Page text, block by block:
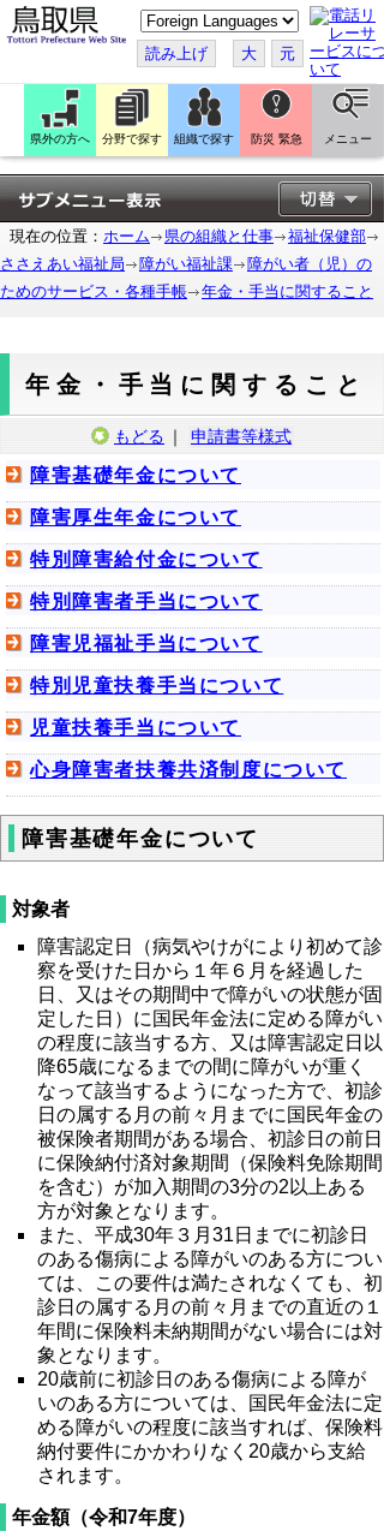
こ
の
ペ
ー
ジ
翻
訳
す
る
読み上げ 大 元
県外の方へ 分野で探す 組織で探す 防災 緊急 メニュー
現在の位置： ホーム 県の組織と仕事
福祉保健部
ささえあい福祉局
障がい福祉課
障がい者（児）の
ためのサービス・各種手帳
年金・手当に関すること
年金・手当に関すること
もどる ｜ 申請書等様式
障害基礎年金について
障害厚生年金について
特別障害給付金について
特別障害者手当について
障害児福祉手当について
特別児童扶養手当について
児童扶養手当について
心身障害者扶養共済制度について
障害基礎年金について
対象者
障害認定日（病気やけがにより初めて診
察を受けた日から１年６月を経過した
日、又はその期間中で障がいの状態が固
定した日）に国民年金法に定める障がい
の程度に該当する方、又は障害認定日以
降65歳になるまでの間に障がいが重く
なって該当するようになった方で、初診
日の属する月の前々月までに国民年金の
被保険者期間がある場合、初診日の前日
に保険納付済対象期間（保険料免除期間
を含む）が加入期間の3分の2以上ある
方が対象となります。
また、平成30年３月31日までに初診日
のある傷病による障がいのある方につい
ては、この要件は満たされなくても、初
診日の属する月の前々月までの直近の１
年間に保険料未納期間がない場合には対
象となります。
20歳前に初診日のある傷病による障が
いのある方については、国民年金法に定
める障がいの程度に該当すれば、保険料
納付要件にかかわりなく20歳から支給
されます。
年金額（令和7年度）